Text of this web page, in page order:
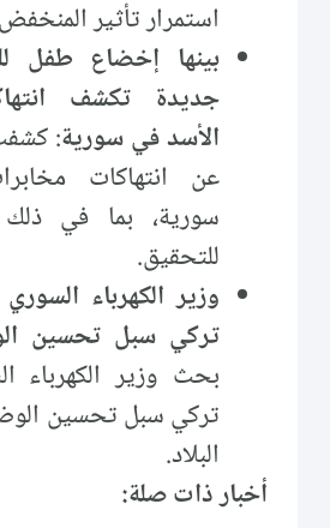
استمرار تأثير
بينها إخضاع طفل
جديدة تكشف
الأسد في سورية:
عن انتهاكات
سورية، بما في
للتحقيق.
وزير الكهرباء
تركي سبل تحسين
بحث وزير الكهرباء
تركي سبل تحسين
البلاد.
أخبار ذات صلة: